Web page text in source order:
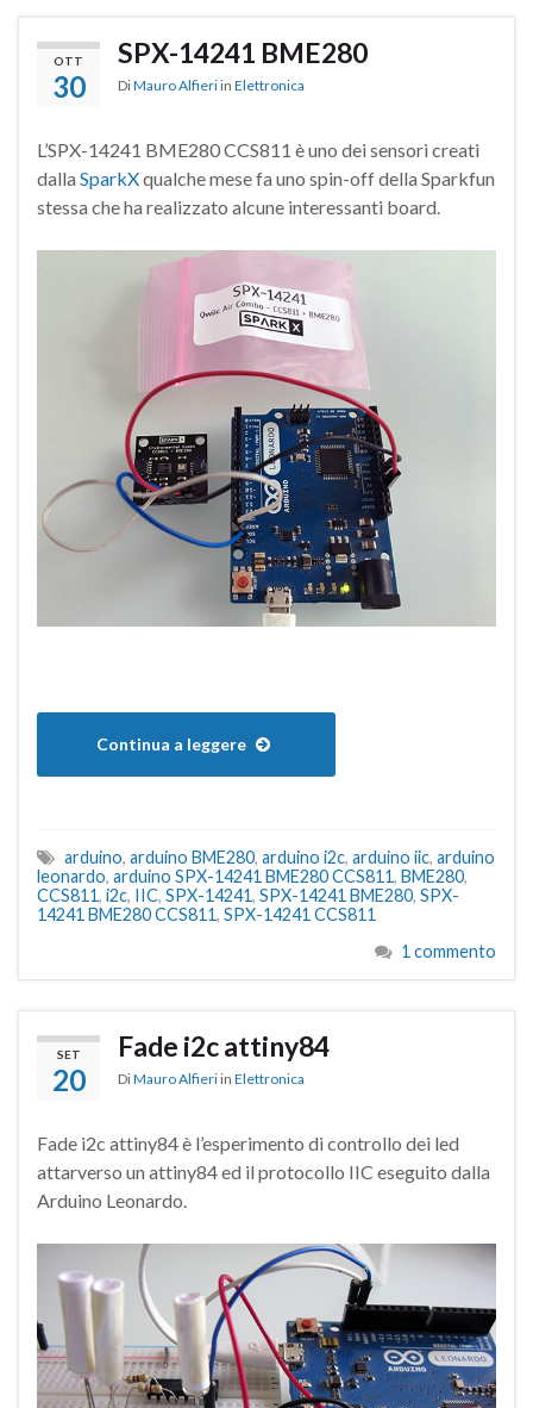
OTT
30
SPX-14241 BME280
DiMauro Alfieri in Elettronica
L’SPX-14241 BME280 CCS811 è uno dei sensori creati
dalla SparkXqualche mese fa uno spin-off della Sparkfun
stessa che ha realizzato alcune interessanti board.
Continua a leggere
arduino, arduino BME280, arduino i2c, arduino iic, arduino
leonardo, arduino SPX-14241 BME280 CCS811, BME280,
CCS811, i2c, IIC, SPX-14241, SPX-14241 BME280, SPX-
14241 BME280 CCS811, SPX-14241 CCS811
1 commento
SET
20
Fade i2c attiny84
DiMauro Alfieri in Elettronica
Fade i2c attiny84 è l’esperimento di controllo dei led
attarverso un attiny84 ed il protocollo IIC eseguito dalla
Arduino Leonardo.